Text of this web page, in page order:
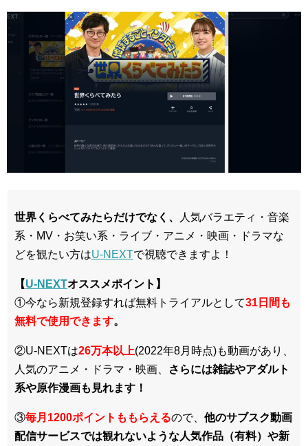
世界くらべてみたらだけでなく、
人気バラエティ・音楽
系・MV・お笑い系・ライブ・アニメ・映画・ドラマな
どを観たい方はU-NEXTで視聴できますよ！
【U-NEXTオススメポイント】
①今なら新規登録すれば無料トライアルとして31日間も
無料で使用できます。
②U-NEXTは26万本以上(2022年8月時点)も動画があり、
人気のアニメ・ドラマ・映画、
さらには雑誌やアダルト
系や原作漫画も見れます！
③毎月1200ポイントももらえるので、 他のサブスク動画
配信サービスでは観れないような人気作品（有料）や新